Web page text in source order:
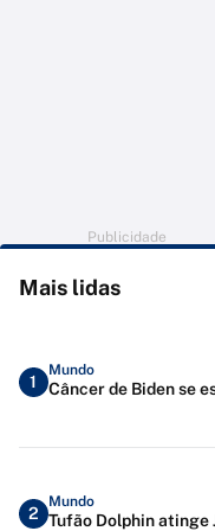
Publicidade
Mais lidas
1
Mundo
Câncer de Biden se
2
Mundo
Tufão Dolphin atinge